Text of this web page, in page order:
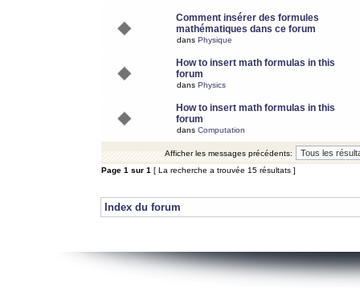
Comment insérer des formules
mathématiques dans ce forum
dans Physique
How to insert math formulas in this
forum
dans Physics
How to insert math formulas in this
forum
dans Computation
Afficher les messages précédents:
Page 1 sur 1 [ La recherche a trouvée 15 résultats ]
Index du forum